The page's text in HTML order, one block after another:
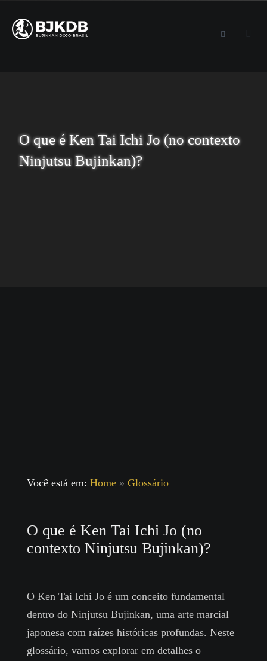
O que é Ken Tai Ichi Jo (no contexto
Ninjutsu Bujinkan)?
Você está em: Home» Glossário
O que é Ken Tai Ichi Jo (no
contexto Ninjutsu Bujinkan)?
O Ken Tai Ichi Jo é um conceito fundamental
dentro do Ninjutsu Bujinkan, uma arte marcial
japonesa com raízes históricas profundas. Neste
glossário, vamos explorar em detalhes o